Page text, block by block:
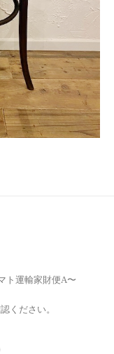
ト運輸家財便A〜
ください。